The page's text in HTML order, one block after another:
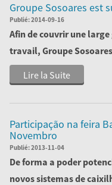
Groupe Sosoares est
Publié:2014-09-16
Afin de couvrir une
travail, Groupe
sociaux , des pages qui
Lire la Suite
Participação na feira
Novembro
Publié:2013-11-04
De forma a poder
novos sistemas de